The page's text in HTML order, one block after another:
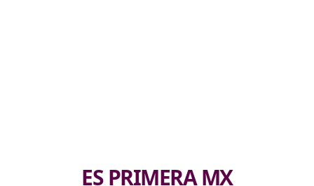
ES PRIMERA MX